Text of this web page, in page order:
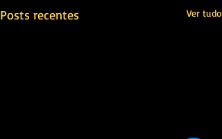
Posts recentes Ver tudo